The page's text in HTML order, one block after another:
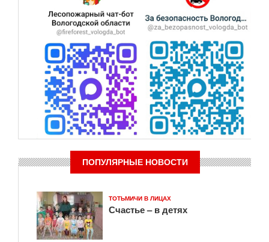
ПОПУЛЯРНЫЕ НОВОСТИ
ТОТЬМИЧИ В ЛИЦАХ
Счастье – в детях